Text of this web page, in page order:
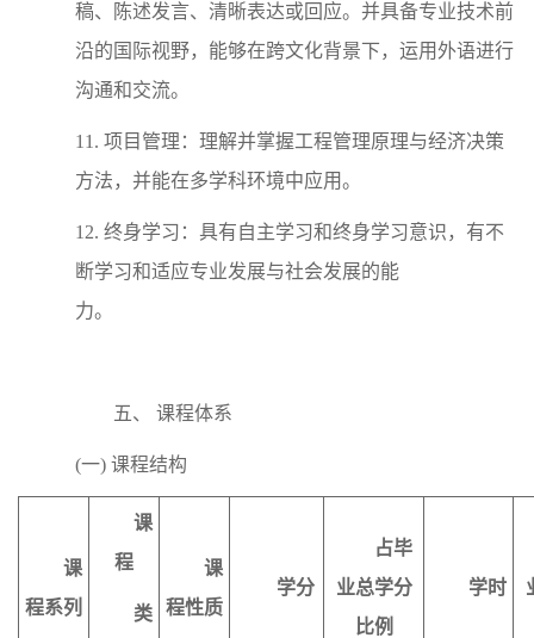
稿、陈述发言、清晰表达或回应。并具备专业技术前
沿的国际视野，能够在跨文化背景下，运用外语进行
沟通和交流。
11. 项目管理：理解并掌握工程管理原理与经济决策
方法，并能在多学科环境中应用。
12. 终身学习：具有自主学习和终身学习意识，有不
断学习和适应专业发展与社会发展的能
力。
五、 课程体系
(一) 课程结构
课
程系列
课
程
类
课
程性质
学分
占毕
业总学分
比例
学时